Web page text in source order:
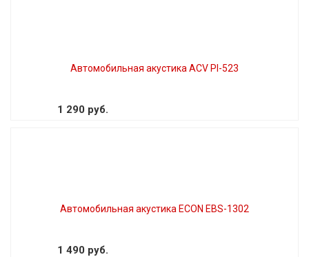
Автомобильная акустика ACV PI-523
1 290 руб.
Автомобильная акустика ECON EBS-1302
1 490 руб.